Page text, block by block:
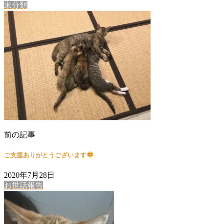
未分類
前の記事
ご支援ありがとうございます
2020年7月28日
お世話報告